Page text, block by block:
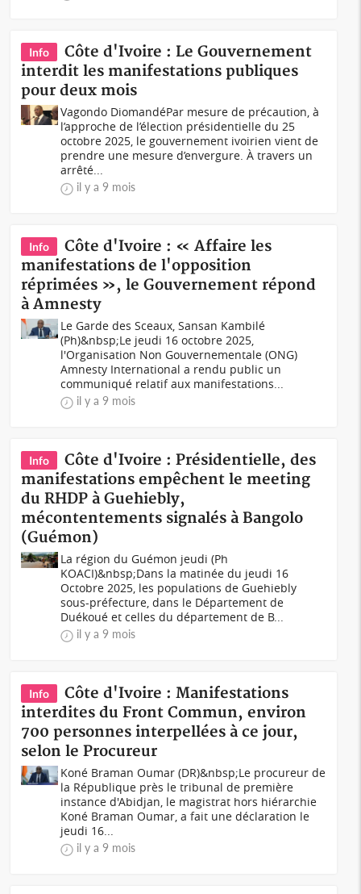
Info
Côte d'Ivoire : Le Gouvernement
interdit les manifestations publiques
pour deux mois
Vagondo DiomandéPar mesure de précaution, à
l’approche de l’élection présidentielle du 25
octobre 2025, le gouvernement ivoirien vient de
prendre une mesure d’envergure. À travers un
arrêté...
il y a 9 mois
Info
Côte d'Ivoire : « Affaire les
manifestations de l'opposition
réprimées », le Gouvernement répond
à Amnesty
Le Garde des Sceaux, Sansan Kambilé
(Ph)&nbsp;Le jeudi 16 octobre 2025,
l'Organisation Non Gouvernementale (ONG)
Amnesty International a rendu public un
communiqué relatif aux manifestations...
il y a 9 mois
Info
Côte d'Ivoire : Présidentielle, des
manifestations empêchent le meeting
du RHDP à Guehiebly,
mécontentements signalés à Bangolo
(Guémon)
La région du Guémon jeudi (Ph
KOACI)&nbsp;Dans la matinée du jeudi 16
Octobre 2025, les populations de Guehiebly
sous-préfecture, dans le Département de
Duékoué et celles du département de B...
il y a 9 mois
Info
Côte d'Ivoire : Manifestations
interdites du Front Commun, environ
700 personnes interpellées à ce jour,
selon le Procureur
Koné Braman Oumar (DR)&nbsp;Le procureur de
la République près le tribunal de première
instance d'Abidjan, le magistrat hors hiérarchie
Koné Braman Oumar, a fait une déclaration le
jeudi 16...
il y a 9 mois